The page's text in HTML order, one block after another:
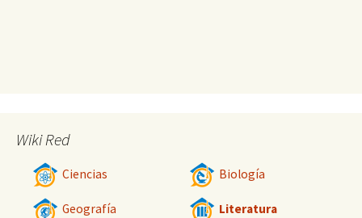
Wiki Red
Ciencias Biología
Geografía Literatura